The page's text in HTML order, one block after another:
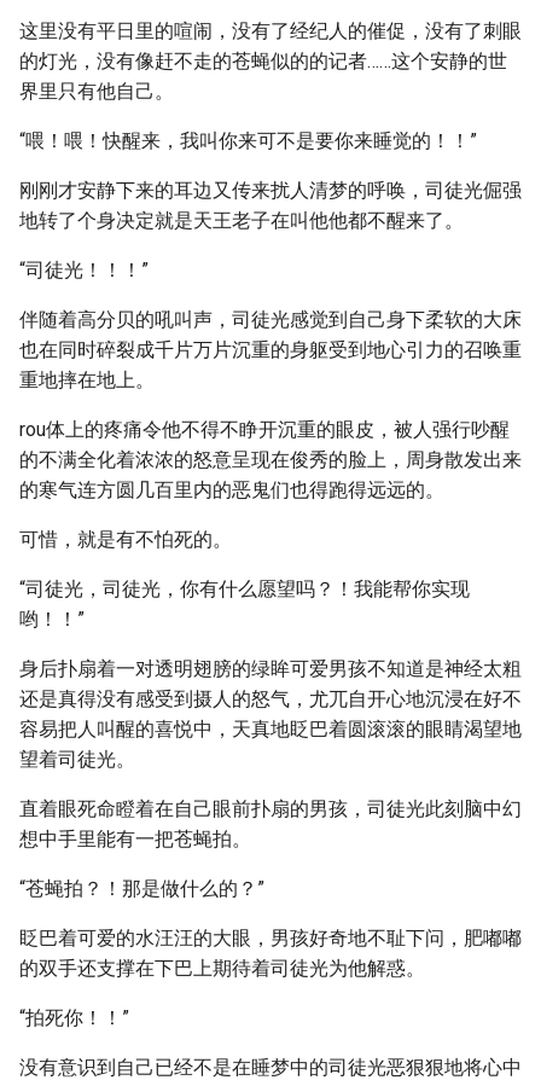
这里没有平日里的喧闹，没有了经纪人的催促，没有了刺眼
的灯光，没有像赶不走的苍蝇似的的记者……这个安静的世
界里只有他自己。
“喂！喂！快醒来，我叫你来可不是要你来睡觉的！！”
刚刚才安静下来的耳边又传来扰人清梦的呼唤，司徒光倔强
地转了个身决定就是天王老子在叫他他都不醒来了。
“司徒光！！！”
伴随着高分贝的吼叫声，司徒光感觉到自己身下柔软的大床
也在同时碎裂成千片万片沉重的身躯受到地心引力的召唤重
重地摔在地上。
rou体上的疼痛令他不得不睁开沉重的眼皮，被人强行吵醒
的不满全化着浓浓的怒意呈现在俊秀的脸上，周身散发出来
的寒气连方圆几百里内的恶鬼们也得跑得远远的。
可惜，就是有不怕死的。
“司徒光，司徒光，你有什么愿望吗？！我能帮你实现
哟！！”
身后扑扇着一对透明翅膀的绿眸可爱男孩不知道是神经太粗
还是真得没有感受到摄人的怒气，尤兀自开心地沉浸在好不
容易把人叫醒的喜悦中，天真地眨巴着圆滚滚的眼睛渴望地
望着司徒光。
直着眼死命瞪着在自己眼前扑扇的男孩，司徒光此刻脑中幻
想中手里能有一把苍蝇拍。
“苍蝇拍？！那是做什么的？”
眨巴着可爱的水汪汪的大眼，男孩好奇地不耻下问，肥嘟嘟
的双手还支撑在下巴上期待着司徒光为他解惑。
“拍死你！！”
没有意识到自己已经不是在睡梦中的司徒光恶狠狠地将心中